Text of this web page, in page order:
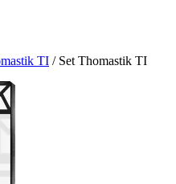
TI / Set Thomastik TI